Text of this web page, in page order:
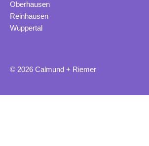
Oberhausen
Reinhausen
Wuppertal
© 2026 Calmund + Riemer